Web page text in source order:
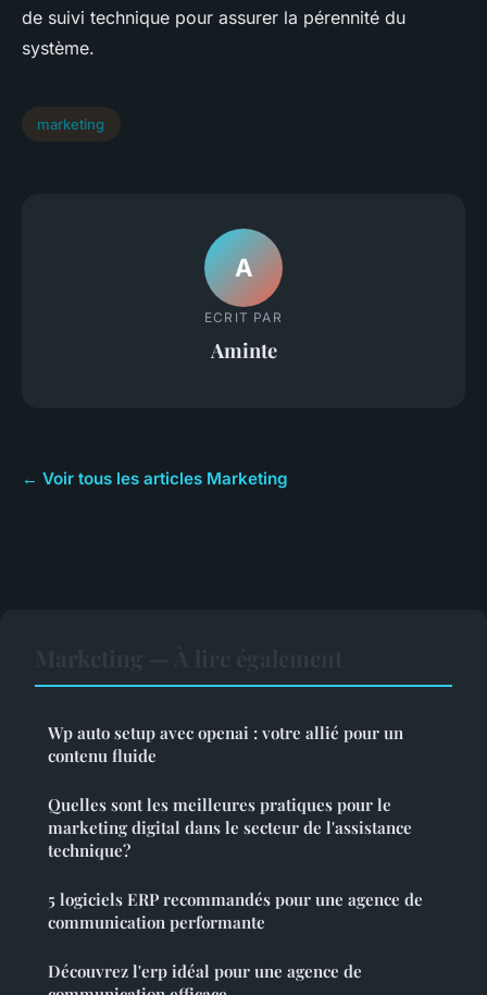
de suivi technique pour assurer la pérennité du
système.
marketing
A
ECRIT PAR
Aminte
← Voir tous les articles Marketing
Wp auto setup avec openai : votre allié pour un
contenu fluide
Quelles sont les meilleures pratiques pour le
marketing digital dans le secteur de l'assistance
technique?
5 logiciels ERP recommandés pour une agence de
communication performante
Découvrez l'erp idéal pour une agence de